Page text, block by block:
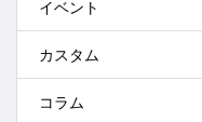
イベント
カスタム
コラム